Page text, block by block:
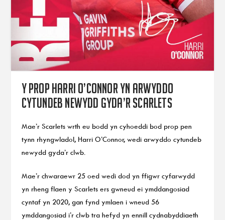
Y prop Harri O’Connor yn arwyddo
cytundeb newydd gyda’r Scarlets
Mae’r Scarlets wrth eu bodd yn cyhoeddi bod prop pen
tynn rhyngwladol, Harri O’Connor, wedi arwyddo cytundeb
newydd gyda’r clwb.
Mae’r chwaraewr 25 oed wedi dod yn ffigwr cyfarwydd
yn rheng flaen y Scarlets ers gwneud ei ymddangosiad
cyntaf yn 2020, gan fynd ymlaen i wneud 56
ymddangosiad i’r clwb tra hefyd yn ennill cydnabyddiaeth